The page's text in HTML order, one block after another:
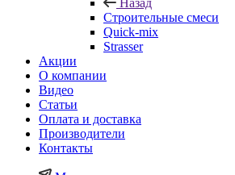
Назад
Строительные смеси
Quick-mix
Strasser
Акции
О компании
Видео
Статьи
Оплата и доставка
Производители
Контакты